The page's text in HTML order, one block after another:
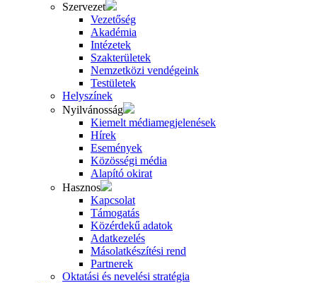
Szervezet
Vezetőség
Akadémia
Intézetek
Szakterületek
Nemzetközi vendégeink
Testületek
Helyszínek
Nyilvánosság
Kiemelt médiamegjelenések
Hírek
Események
Közösségi média
Alapító okirat
Hasznos
Kapcsolat
Támogatás
Közérdekű adatok
Adatkezelés
Másolatkészítési rend
Partnerek
Oktatási és nevelési stratégia